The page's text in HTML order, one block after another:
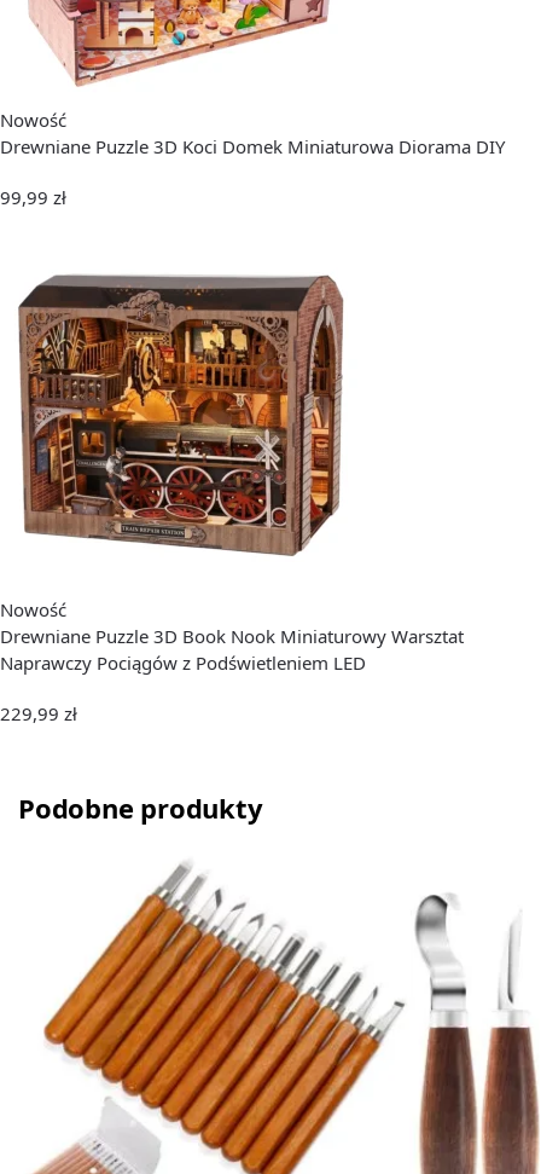
Nowość
Drewniane Puzzle 3D Koci Domek Miniaturowa Diorama DIY
99,99 zł
Nowość
Drewniane Puzzle 3D Book Nook Miniaturowy Warsztat
Naprawczy Pociągów z Podświetleniem LED
229,99 zł
Podobne produkty